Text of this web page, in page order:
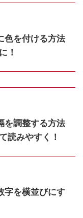
色を付ける方法
！
を調整する方法
読みやすく！
字を横並びにす